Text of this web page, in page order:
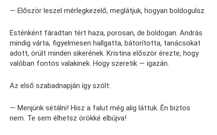
— Először leszel mérlegkezelő, meglátjuk, hogyan boldogulsz.
Esténként fáradtan tért haza, porosan, de boldogan. András
mindig várta, figyelmesen hallgatta, bátorította, tanácsokat
adott, örült minden sikerének. Kristina először érezte, hogy
valóban fontos valakinek. Hogy szeretik — igazán.
Az első szabadnapján így szólt:
— Menjünk sétálni! Hisz a falut még alig láttuk. Én biztos
nem. Te sem élhetsz örökké elbújva!